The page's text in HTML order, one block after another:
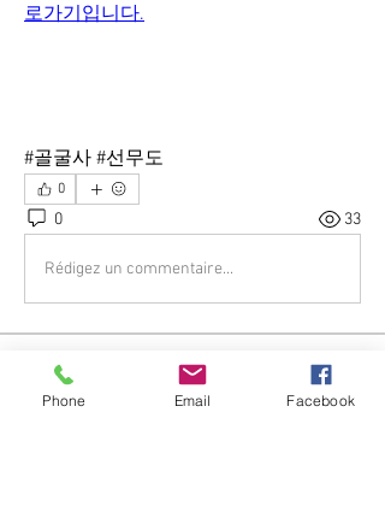
로가기입니다.
#골굴사 #선무도
0
0 33
Rédigez un commentaire...
소개
골굴사 소식을 알려드립니다.
Phone Email Facebook